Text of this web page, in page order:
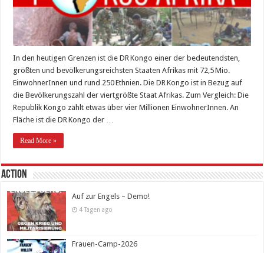
In den heutigen Grenzen ist die DR Kongo einer der bedeutendsten,
größten und bevölkerungsreichsten Staaten Afrikas mit 72,5 Mio.
EinwohnerInnen und rund 250 Ethnien. Die DR Kongo ist in Bezug auf
die Bevölkerungszahl der viertgrößte Staat Afrikas. Zum Vergleich: Die
Republik Kongo zählt etwas über vier Millionen EinwohnerInnen. An
Fläche ist die DR Kongo der …
Read More »
Action
Auf zur Engels – Demo!
4 Tagen ago
Frauen-Camp-2026